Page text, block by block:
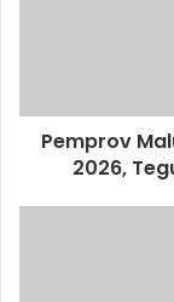
Pemprov
2026,